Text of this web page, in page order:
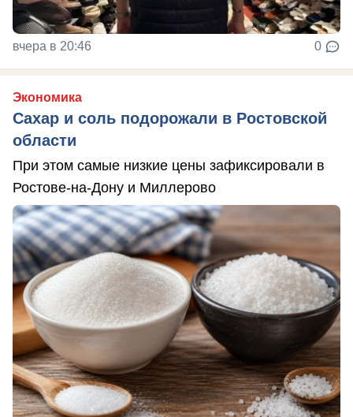
вчера в 20:46 0
Экономика
Сахар и соль подорожали в Ростовской
области
При этом самые низкие цены зафиксировали в
Ростове-на-Дону и Миллерово